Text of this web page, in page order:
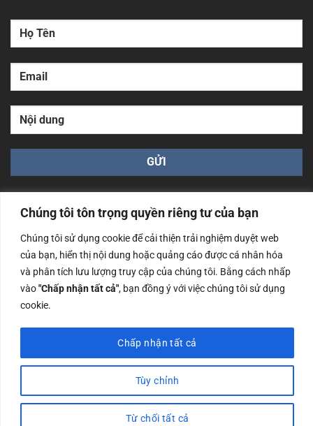
Chúng tôi tôn trọng quyền riêng tư của bạn
Chúng tôi sử dụng cookie để cải thiện trải nghiệm duyệt web
của bạn, hiển thị nội dung hoặc quảng cáo được cá nhân hóa
và phân tích lưu lượng truy cập của chúng tôi. Bằng cách nhấp
vào"Chấp nhận tất cả", bạn đồng ý với việc chúng tôi sử dụng
cookie.
Tùy chỉnh
Từ chối tất cả
Chấp nhận tất cả
Công ty TNHH Nam Bình Xương - Số ĐKKD: 0108783483
cấp ngày 14/06/2019 bởi Sở Kế Hoạch và Đầu Tư Tp. Hà
Nội
Copyrights @2023 Nam Binh Xuong. All Rights Reserved